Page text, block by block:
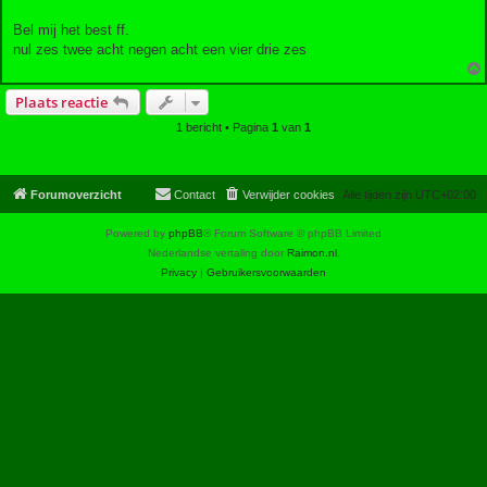
Bel mij het best ff.
nul zes twee acht negen acht een vier drie zes
Plaats reactie
1 bericht • Pagina 1 van 1
Forumoverzicht Alle tijden zijn UTC+02:00
Verwijder cookies
Contact
Powered by phpBB® Forum Software © phpBB Limited
Nederlandse vertaling door Raimon.nl.
Privacy | Gebruikersvoorwaarden